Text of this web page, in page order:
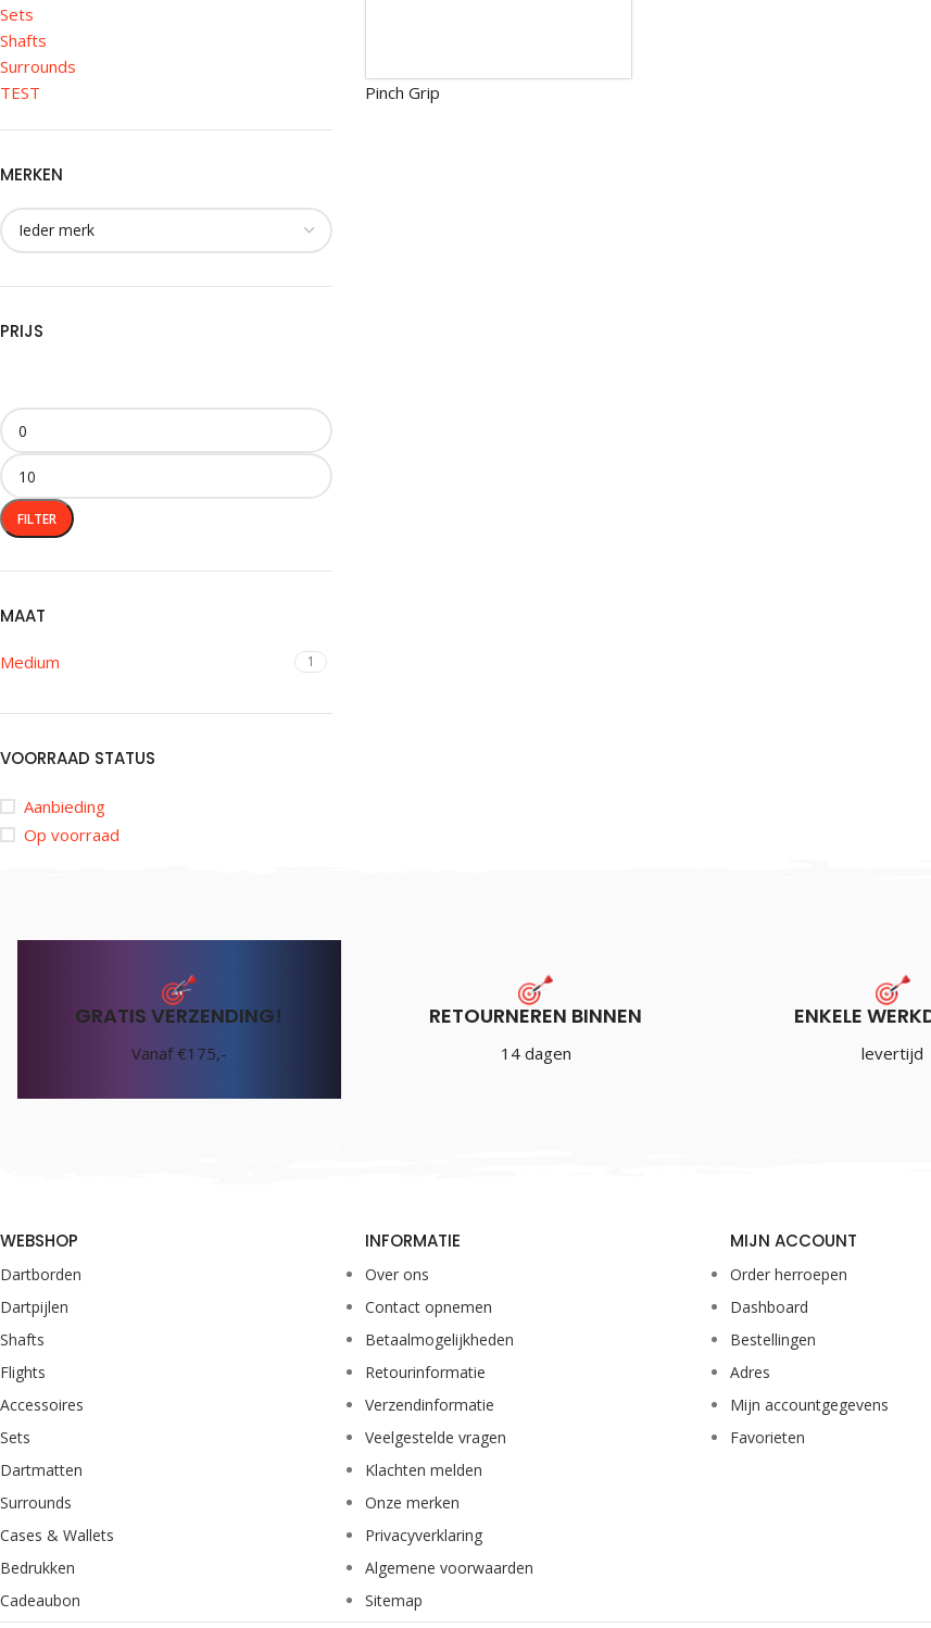
Sets
Shafts
Surrounds
TEST
MERKEN
PRIJS
FILTER
MAAT
Medium 1
VOORRAAD STATUS
Aanbieding
Op voorraad
Pinch Grip
GRATIS VERZENDING!
Vanaf €175,-
RETOURNEREN BINNEN
14 dagen
ENKELE
levertijd
WEBSHOP
Dartborden
Dartpijlen
Shafts
Flights
Accessoires
Sets
Dartmatten
Surrounds
Cases & Wallets
Bedrukken
Cadeaubon
INFORMATIE
Over ons
Contact opnemen
Betaalmogelijkheden
Retourinformatie
Verzendinformatie
Veelgestelde vragen
Klachten melden
Onze merken
Privacyverklaring
Algemene voorwaarden
Sitemap
MIJN ACCOUNT
Order herroepen
Dashboard
Bestellingen
Adres
Mijn accountgegevens
Favorieten